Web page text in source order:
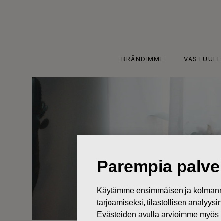
BRÄNDIMME
Parempia
Käytämme ensimmäisen ja
tarjoamiseksi, tilastollisen
Evästeiden avulla arvioimme